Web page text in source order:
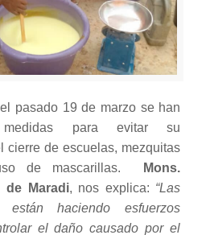
pasado 19 de marzo se han
medidas para evitar su
cierre de escuelas, mezquitas
de mascarillas.
Mons.
de Maradi, nos explica: “Las
están haciendo esfuerzos
el daño causado por el